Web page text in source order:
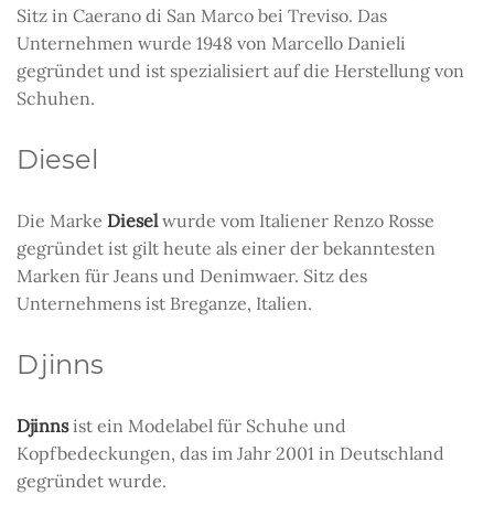
Sitz in Caerano di San Marco bei Treviso. Das
Unternehmen wurde 1948 von Marcello Danieli
gegründet und ist spezialisiert auf die Herstellung von
Schuhen.
Diesel
Die Marke Dieselwurde vom Italiener Renzo Rosse
gegründet ist gilt heute als einer der bekanntesten
Marken für Jeans und Denimwaer. Sitz des
Unternehmens ist Breganze, Italien.
Djinns
Djinnsist ein Modelabel für Schuhe und
Kopfbedeckungen, das im Jahr 2001 in Deutschland
gegründet wurde.